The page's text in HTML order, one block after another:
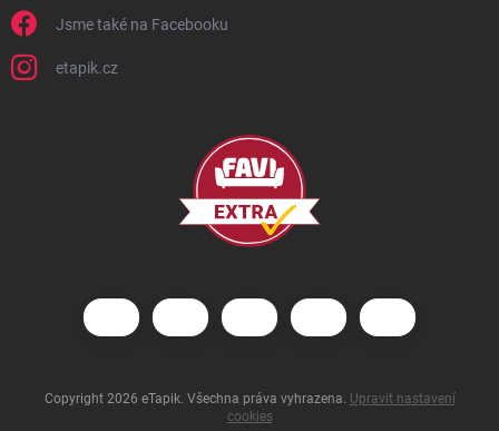
Jsme také na Facebooku
etapik.cz
Copyright 2026 eTapik. Všechna práva vyhrazena. Upravit nastavení
cookies